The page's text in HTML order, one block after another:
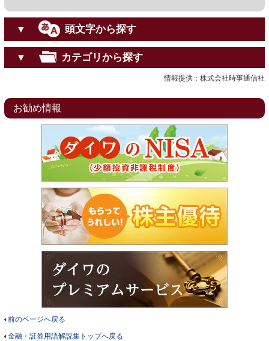
▼ 頭文字から探す
▼ カテゴリから探す
情報提供：株式会社時事通信社
お勧め情報
前のページへ戻る
金融・証券用語解説集トップへ戻る